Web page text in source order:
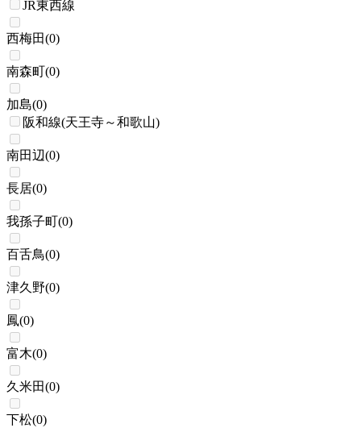
JR東西線
西梅田(0)
南森町(0)
加島(0)
阪和線(天王寺～和歌山)
南田辺(0)
長居(0)
我孫子町(0)
百舌鳥(0)
津久野(0)
鳳(0)
富木(0)
久米田(0)
下松(0)